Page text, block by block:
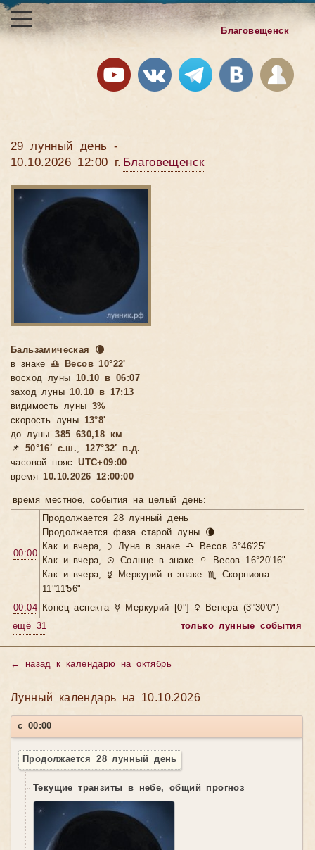
Благовещенск
29 лунный день -
10.10.2026 12:00 г. Благовещенск
Бальзамическая 🌘
в знаке ♎ Весов 10°22'
восход луны 10.10 в 06:07
заход луны10.10 в 17:13
видимость луны 3%
скорость луны 13°8'
до луны385 630,18 км
📌 50°16′ с.ш.,127°32′ в.д.
часовой поясUTC+09:00
время10.10.2026 12:00:00
время местное, cобытия на целый день:
00:00
Продолжается 28 лунный день
Продолжается фаза старой луны 🌘
Как и вчера, ☽ Луна в знаке ♎ Весов 3°46'25"
Как и вчера, ☉ Солнце в знаке ♎ Весов 16°20'16"
Как и вчера, ☿ Меркурий в знаке ♏ Скорпиона
11°11'56"
00:04 Конец аспекта ☿ Меркурий [0°] ♀ Венера (3°30'0")
ещё 31
только лунные события
← назад к календарю на октябрь
Лунный календарь на 10.10.2026
с 00:00
Продолжается 28 лунный день
Текущие транзиты в небе, общий прогноз